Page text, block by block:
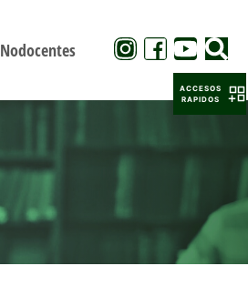
Nodocentes
ACCESOS
RAPIDOS